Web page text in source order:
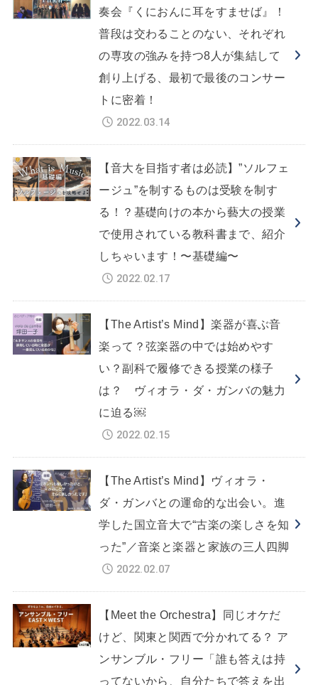
奏会『くにおんに耳をすませば』！
普段は交わることのない、それぞれ
の専攻の強みを持つ8人が集結して
創り上げる、最初で最後のコンサー
トに密着！
2022.03.14
【音大を目指す者は必読】”ソルフェ
ージュ”を制するものは受験を制す
る！？基礎向けの本から藝大の授業
で使用されている教科書まで、紹介
しちゃいます！〜基礎編〜
2022.02.17
【The Artist’s Mind】楽器が喜ぶ音
楽って？弦楽器の中では始めやす
い？副科で履修できる授業の様子
は？ ヴィオラ・ダ・ガンバの魅力
に迫る￼
2022.02.15
【The Artist’s Mind】ヴィオラ・
ダ・ガンバとの運命的な出会い。進
学した国立音大で“古楽の楽しさを知
った”／音楽と楽器と家族の三人四脚
2022.02.07
【Meet the Orchestra】同じオケだ
けど、関東と関西で分かれてる？ ア
ンサンブル・フリー「誰も答えは持
ってないから、自分たちで答えを出